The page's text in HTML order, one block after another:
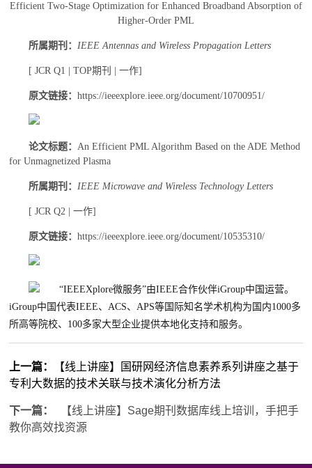
Efficient Two-Stage Optimization for Enhanced Broadband Absorption of
Higher-Order PML
所属期刊：IEEE Antennas and Wireless Propagation Letters
[ JCR Q1 | TOP期刊 | 一作]
原文链接：https://ieeexplore.ieee.org/document/10700951/
论文标题：An Efficient PML Algorithm Based on the ADE Method
for Unmagnetized Plasma
所属期刊：IEEE Microwave and Wireless Technology Letters
[ JCR Q2 | 一作]
原文链接：https://ieeexplore.ieee.org/document/10535310/
“IEEEXplore微服务”由IEEE合作伙伴iGroup中国运营。
iGroup中国代表IEEE、ACS、APS等国际知名学术机构为国内1000多
所高等院校、100多家大型企业提供本地化支持和服务。
上一篇：
【线上讲座】国研网经济信息素养系列讲座之基于
专利大数据的技术关联与技术演化分析方法
下一篇：
【线上讲座】Sage期刊数据库线上培训，手把手
教你高效找资源